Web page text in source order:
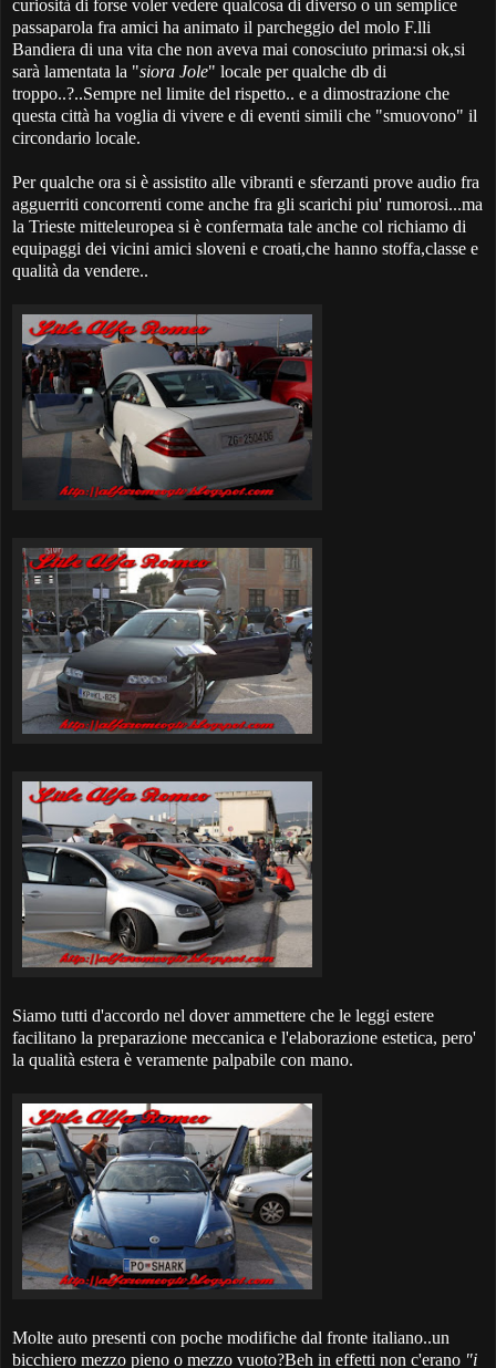
curiosità di forse voler vedere qualcosa di diverso o un semplice
passaparola fra amici ha animato il parcheggio del molo F.lli
Bandiera di una vita che non aveva mai conosciuto prima:si ok,si
sarà lamentata la "siora Jole" locale per qualche db di
troppo..?..Sempre nel limite del rispetto.. e a dimostrazione che
questa città ha voglia di vivere e di eventi simili che "smuovono" il
circondario locale.
Per qualche ora si è assistito alle vibranti e sferzanti prove audio fra
agguerriti concorrenti come anche fra gli scarichi piu' rumorosi...ma
la Trieste mitteleuropea si è confermata tale anche col richiamo di
equipaggi dei vicini amici sloveni e croati,che hanno stoffa,classe e
qualità da vendere..
Siamo tutti d'accordo nel dover ammettere che le leggi estere
facilitano la preparazione meccanica e l'elaborazione estetica, pero'
la qualità estera è veramente palpabile con mano.
Molte auto presenti con poche modifiche dal fronte italiano..un
bicchiero mezzo pieno o mezzo vuoto?Beh in effetti non c'erano "i